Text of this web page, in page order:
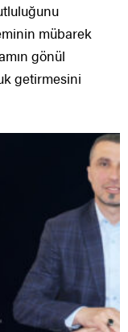
mübarek
gönül
getirmesini